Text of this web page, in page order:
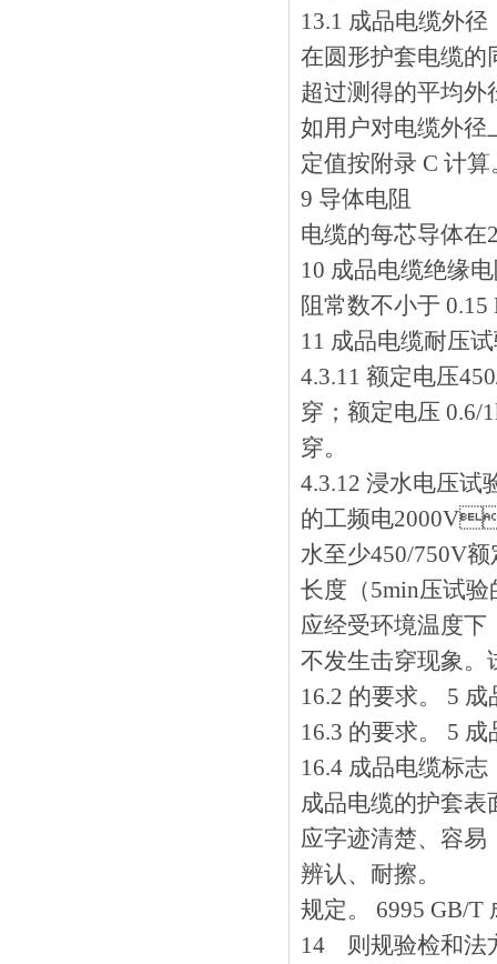
13.1 成品电缆外径
在圆形护套电缆的
超过测得的平均外径
如用户对电缆外径
定值按附录 C 计算
9 导体电阻
电缆的每芯导体在
10 成品电缆绝缘
阻常数不小于
11 成品电缆耐压
4.3.11 额定电压
穿；额定电压
穿。
4.3.12 浸水电压试验
的工频电2000V
水至少450/750V额定
长度（5min压试
应经受环境温度下
不发生击穿现象
16.2 的要求。 5
16.3 的要求。
16.4 成品电缆标志
成品电缆的护套表面
应字迹清楚、容易
辨认、耐擦。
规定。 6995
14 则规验检和法